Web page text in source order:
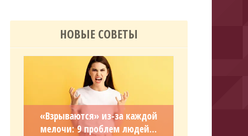
НОВЫЕ СОВЕТЫ
«Взрываются» из-за каждой
мелочи: 9 проблем людей...